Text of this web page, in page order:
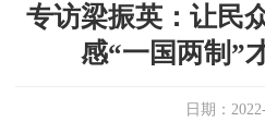
专访梁振英：让民
感“一国两制”
日期：